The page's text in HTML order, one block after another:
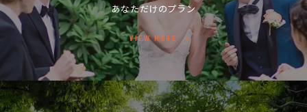
あなただけのプラン
VIEW MORE